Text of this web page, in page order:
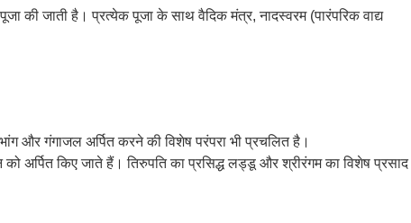
की जाती है। प्रत्येक पूजा के साथ वैदिक मंत्र, नादस्वरम (पारंपरिक वाद्य
और गंगाजल अर्पित करने की विशेष परंपरा भी प्रचलित है।
अर्पित किए जाते हैं। तिरुपति का प्रसिद्ध लड्डू और श्रीरंगम का विशेष प्रसाद